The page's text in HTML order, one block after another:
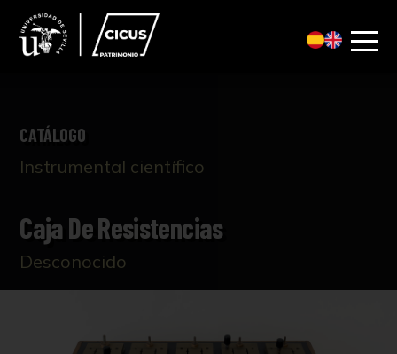
CATÁLOGO
Instrumental científico
Caja De Resistencias
Desconocido